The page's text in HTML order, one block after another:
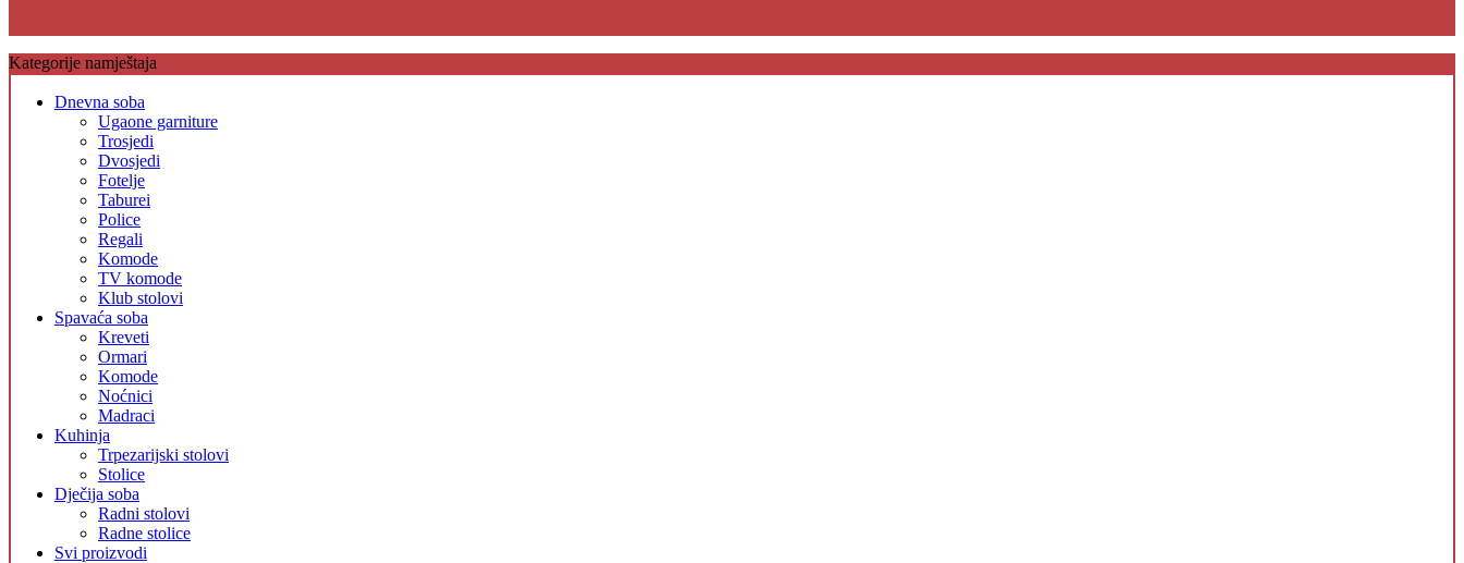
Kategorije namještaja
Dnevna soba
Ugaone garniture
Trosjedi
Dvosjedi
Fotelje
Taburei
Police
Regali
Komode
TV komode
Klub stolovi
Spavaća soba
Kreveti
Ormari
Komode
Noćnici
Madraci
Kuhinja
Trpezarijski stolovi
Stolice
Dječija soba
Radni stolovi
Radne stolice
Svi proizvodi